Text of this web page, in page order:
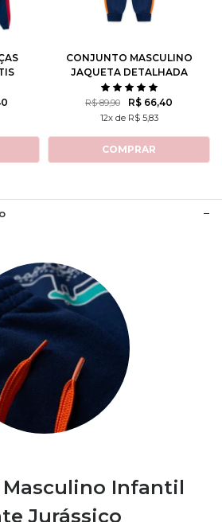
- 5
CONJUNTO MASCULINO
JAQUETA DETALHADA
R$ 89,90 R$ 66,40
12x de R$ 5,83
COMPRAR
Infantil
Jurássico